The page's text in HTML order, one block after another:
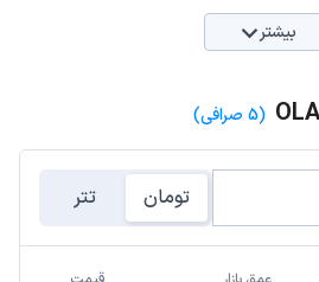
بیشتر
(5 صرافی)
تومان تتر